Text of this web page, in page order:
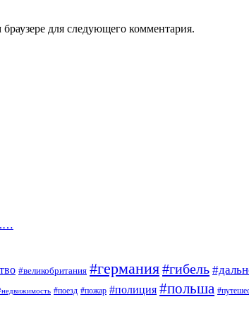
для следующего комментария.
#великобритания #германия#гибель
#поезд #пожар #полиция #польша